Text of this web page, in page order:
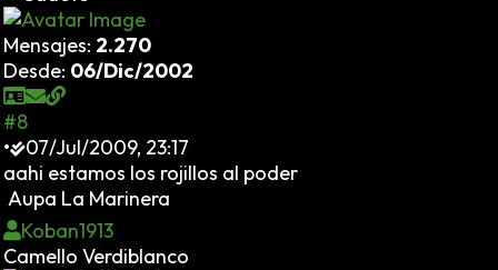
Mensajes: 2.270
Desde: 06/Dic/2002
#8
•
07/Jul/2009, 23:17
aahi estamos los rojillos al poder
Aupa La Marinera
Koban1913
Camello Verdiblanco